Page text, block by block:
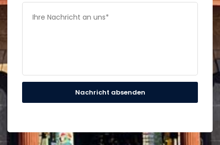
Nachricht absenden